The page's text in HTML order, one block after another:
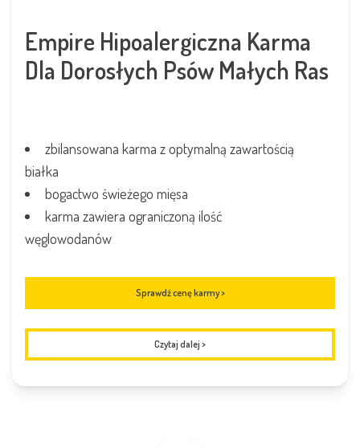
Empire Hipoalergiczna Karma
Dla Dorosłych Psów Małych Ras
zbilansowana karma z optymalną zawartością
białka
bogactwo świeżego mięsa
karma zawiera ograniczoną ilość
węglowodanów
Sprawdź cenę karmy >
Czytaj dalej >